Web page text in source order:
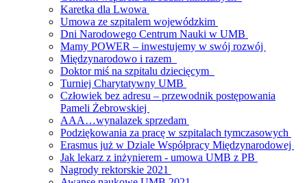
Karetka dla Lwowa
Umowa ze szpitalem wojewódzkim
Dni Narodowego Centrum Nauki w UMB
Mamy POWER – inwestujemy w swój rozwój
Międzynarodowo i razem
Doktor miś na szpitalu dziecięcym
Turniej Charytatywny UMB
Człowiek bez adresu – przewodnik postępowania
Pameli Żebrowskiej
AAA…wynalazek sprzedam
Podziękowania za pracę w szpitalach tymczasowych
Erasmus już w Dziale Współpracy Międzynarodowej
Jak lekarz z inżynierem - umowa UMB z PB
Nagrody rektorskie 2021